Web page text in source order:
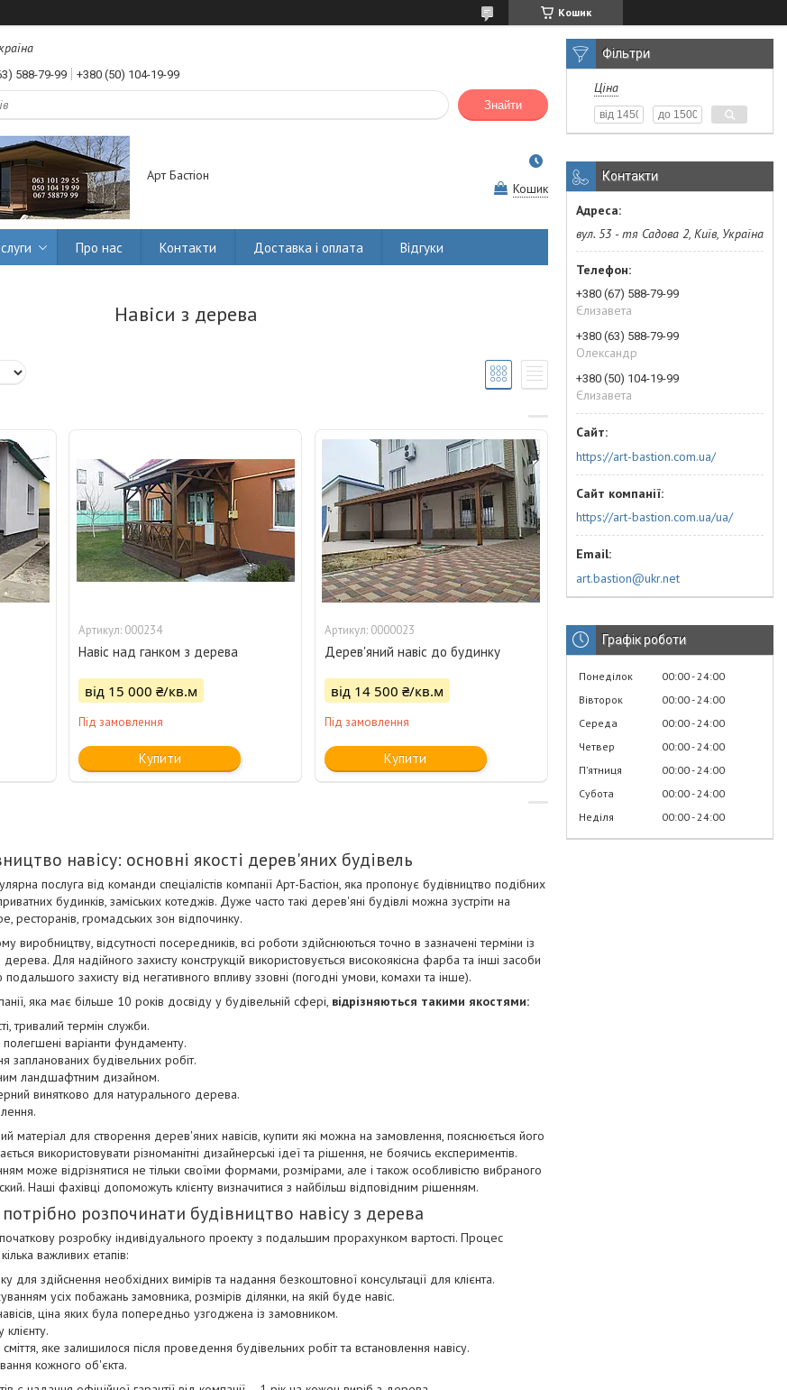
Кошик
588-79-99 +380 (50) 104-19-99
Знайти
Арт Бастіон
Кошик
Про нас Контакти Доставка і оплата Відгуки
Навіси з дерева
000234
Навіс над ганком з дерева
від 15 000 ₴/кв.м
Під замовлення
Купити
0000023
Дерев'яний навіс до будинку
від 14 500 ₴/кв.м
Під замовлення
Купити
навісу: основні якості дерев'яних будівель
послуга від команди спеціалістів компанії Арт-Бастіон, яка пропонує будівництво подібних
будинків, заміських котеджів. Дуже часто такі дерев'яні будівлі можна зустріти на
ресторанів, громадських зон відпочинку.
відсутності посередників, всі роботи здійснюються точно в зазначені терміни із
Для надійного захисту конструкцій використовується високоякісна фарба та інші засоби
захисту від негативного впливу ззовні (погодні умови, комахи та інше).
яка має більше 10 років досвіду у будівельній сфері, відрізняються такими якостями:
тривалий термін служби.
полегшені варіанти фундаменту.
запланованих будівельних робіт.
ландшафтним дизайном.
винятково для натурального дерева.
матеріал для створення дерев'яних навісів, купити які можна на замовлення, пояснюється його
використовувати різноманітні дизайнерські ідеї та рішення, не боячись експериментів.
може відрізнятися не тільки своїми формами, розмірами, але і також особливістю вибраного
Наші фахівці допоможуть клієнту визначитися з найбільш відповідним рішенням.
розпочинати будівництво навісу з дерева
розробку індивідуального проекту з подальшим прорахунком вартості. Процес
важливих етапів:
для здійснення необхідних вимірів та надання безкоштовної консультації для клієнта.
усіх побажань замовника, розмірів ділянки, на якій буде навіс.
ціна яких була попередньо узгоджена із замовником.
яке залишилося після проведення будівельних робіт та встановлення навісу.
кожного об'єкта.
Фільтри
Ціна
Контакти
вул. 53 - тя Садова 2, Київ, Україна
+380 (67) 588-79-99
Єлизавета
+380 (63) 588-79-99
Олександр
+380 (50) 104-19-99
Єлизавета
https://art-bastion.com.ua/
https://art-bastion.com.ua/ua/
art.bastion@ukr.net
Графік роботи
Понеділок 00:00 24:00
Вівторок
00:00 24:00
Середа
00:00 24:00
Четвер
00:00 24:00
Пʼятниця
00:00 24:00
Субота
00:00 24:00
Неділя
00:00 24:00